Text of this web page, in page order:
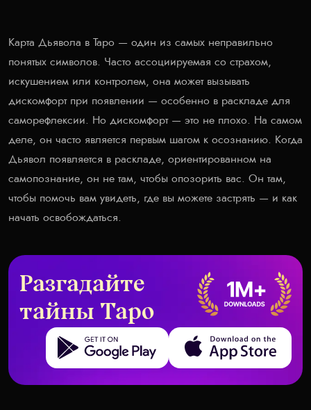
Карта Дьявола в Таро — один из самых неправильно
понятых символов. Часто ассоциируемая со страхом,
искушением или контролем, она может вызывать
дискомфорт при появлении — особенно в раскладе для
саморефлексии. Но дискомфорт — это не плохо. На самом
деле, он часто является первым шагом к осознанию. Когда
Дьявол появляется в раскладе, ориентированном на
самопознание, он не там, чтобы опозорить вас. Он там,
чтобы помочь вам увидеть, где вы можете застрять — и как
начать освобождаться.
Разгадайте
тайны Таро
Get it on Google Play Download on the App Store